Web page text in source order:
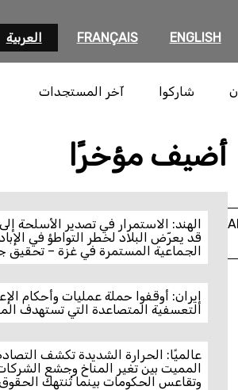
ENGLISH
FRANÇAIS العربية
شاركوا آخر المستجدات
أضيف مؤخرًا
الهند: الاستمرار في تصدير الأسلحة
قد يعرّض البلاد لخطر التواطؤ في
الجماعية المستمرة في غزة – تحقيق
إيران: أوقفوا حملة عمليات وأحكام
التعسفية المتصاعدة التي تستهدف
عالميًا: الحرارة الشديدة تكشف
المميت بين تغير المناخ وجشع
وتقاعس الحكومات بينما تُنتهك